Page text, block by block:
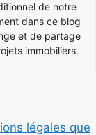
de notre
dans ce blog
et de partage
immobiliers.
légales que